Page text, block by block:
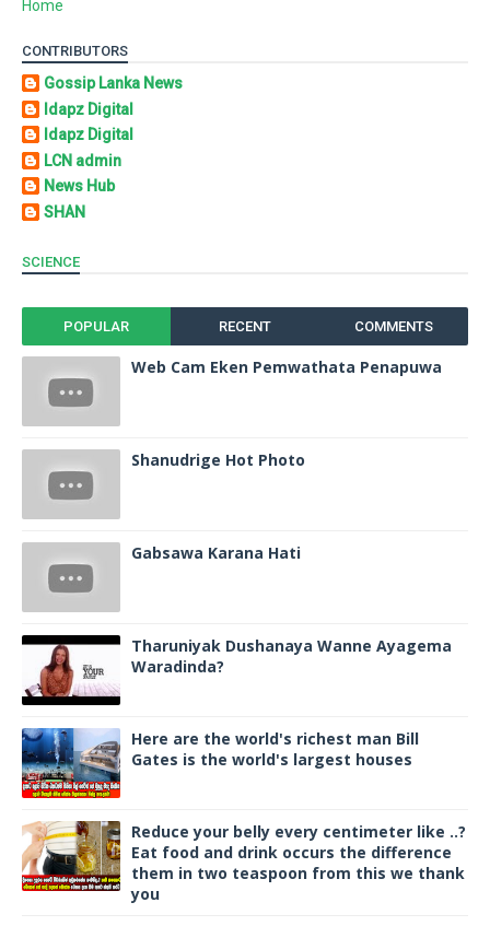
Home
CONTRIBUTORS
Gossip Lanka News
Idapz Digital
Idapz Digital
LCN admin
News Hub
SHAN
SCIENCE
POPULAR RECENT COMMENTS
Web Cam Eken Pemwathata Penapuwa
Shanudrige Hot Photo
Gabsawa Karana Hati
Tharuniyak Dushanaya Wanne Ayagema
Waradinda?
Here are the world's richest man Bill
Gates is the world's largest houses
Reduce your belly every centimeter like ..?
Eat food and drink occurs the difference
them in two teaspoon from this we thank
you